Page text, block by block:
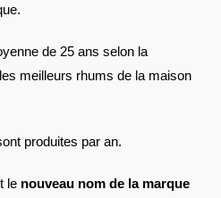
de 25 ans selon la
meilleurs rhums de la maison
produites par an.
le nouveau nom de la marque